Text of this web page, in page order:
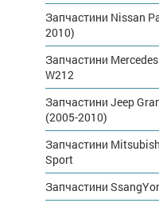
Запчастини Nissan
2010)
Запчастини
W212
Запчастини Jeep
(2005-2010)
Запчастини
Sport
Запчастини